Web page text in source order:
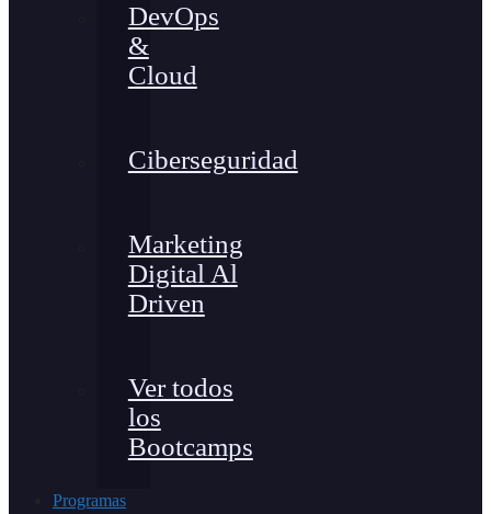
DevOps
&
Cloud
Ciberseguridad
Marketing
Digital Al
Driven
Ver todos
los
Bootcamps
Programas